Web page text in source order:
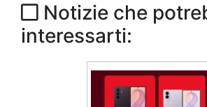
Notizie che
interessarti: